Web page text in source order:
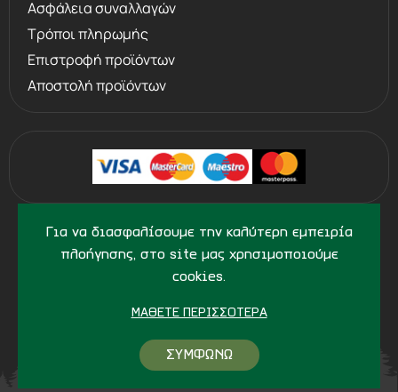
Για να διασφαλίσουμε την καλύτερη εμπειρία
πλοήγησης, στο site μας χρησιμοποιούμε
cookies.
ΜΆΘΕΤΕ ΠΕΡΙΣΣΌΤΕΡΑ
ΣΥΜΦΩΝΩ
Ασφάλεια συναλλαγών
Τρόποι πληρωμής
Επιστροφή προϊόντων
Αποστολή προϊόντων
© 2013 - 2026 PERVOLARAKIS1924.GR